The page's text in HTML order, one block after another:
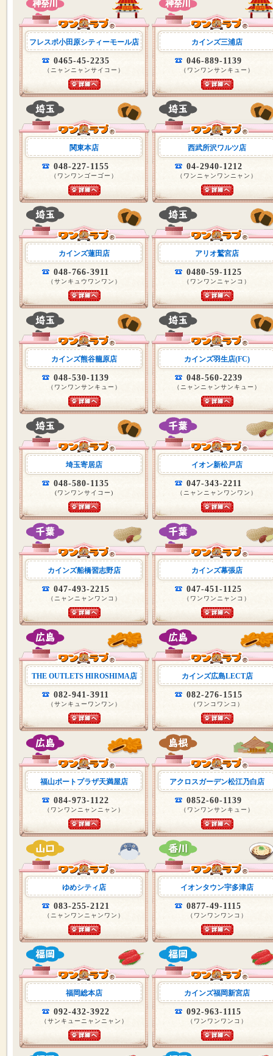
フレスポ小田原シティーモール店
0465-45-2235
（ニャンニャンサイコー）
カインズ三浦店
046-889-1139
（ワンワンサンキュー）
関東本店
048-227-1155
（ワンワンゴーゴー）
西武所沢ワルツ店
04-2940-1212
（ワンニャンワンニャン）
カインズ蓮田店
048-766-3911
（サンキュウワンワン）
アリオ鷲宮店
0480-59-1125
（ワンワンニャンコ）
カインズ熊谷籠原店
048-530-1139
（ワンワンサンキュー）
カインズ羽生店(FC)
048-560-2239
（ニャンニャンサンキュー）
埼玉寄居店
048-580-1135
(ワンワンサイコー)
イオン新松戸店
047-343-2211
（ニャンニャンワンワン）
カインズ船橋習志野店
047-493-2215
（ニャンニャンワンコ）
カインズ幕張店
047-451-1125
（ワンワンニャンコ）
THE OUTLETS HIROSHIMA店
082-941-3911
（サンキューワンワン）
カインズ広島LECT店
082-276-1515
（ワンコワンコ）
福山ポートプラザ天満屋店
084-973-1122
（ワンワンニャンニャン）
アクロスガーデン松江乃白店
0852-60-1139
（ワンワンサンキュー）
ゆめシティ店
083-255-2121
（ニャンワンニャンワン）
イオンタウン宇多津店
0877-49-1115
（ワンワンワンコ）
福岡総本店
092-432-3922
（サンキューニャンニャン）
カインズ福岡新宮店
092-963-1115
（ワンワンワンコ）